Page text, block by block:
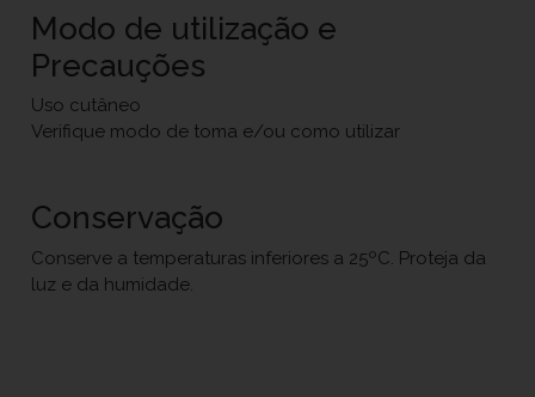
Modo de utilização e
Precauções
Uso cutâneo
Verifique modo de toma e/ou como utilizar
Conservação
Conserve a temperaturas inferiores a 25ºC. Proteja da
luz e da humidade.